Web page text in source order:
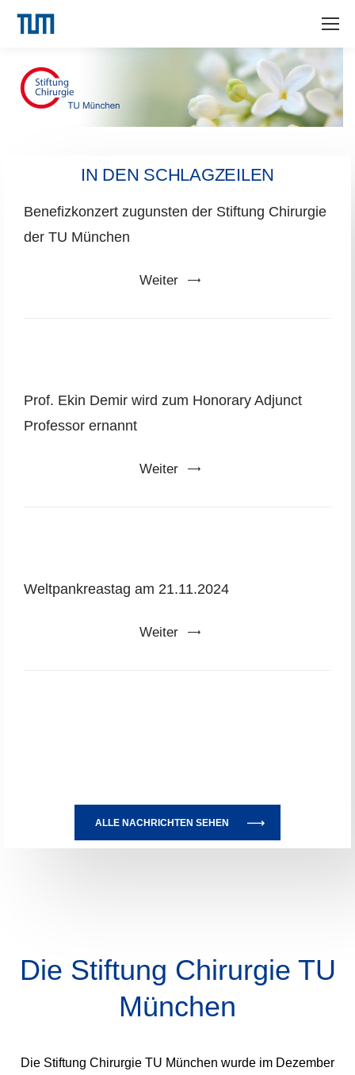
IN DEN SCHLAGZEILEN
Benefizkonzert zugunsten der Stiftung Chirurgie
der TU München
Weiter
Prof. Ekin Demir wird zum Honorary Adjunct
Professor ernannt
Weiter
Weltpankreastag am 21.11.2024
Weiter
ALLE NACHRICHTEN SEHEN
Die Stiftung Chirurgie TU
München
Die Stiftung Chirurgie TU München wurde im Dezember